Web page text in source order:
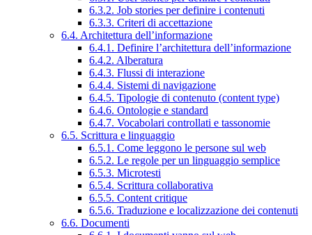
6.3.2. Job stories per definire i contenuti
6.3.3. Criteri di accettazione
6.4. Architettura dell’informazione
6.4.1. Definire l’architettura dell’informazione
6.4.2. Alberatura
6.4.3. Flussi di interazione
6.4.4. Sistemi di navigazione
6.4.5. Tipologie di contenuto (content type)
6.4.6. Ontologie e standard
6.4.7. Vocabolari controllati e tassonomie
6.5. Scrittura e linguaggio
6.5.1. Come leggono le persone sul web
6.5.2. Le regole per un linguaggio semplice
6.5.3. Microtesti
6.5.4. Scrittura collaborativa
6.5.5. Content critique
6.5.6. Traduzione e localizzazione dei contenuti
6.6. Documenti